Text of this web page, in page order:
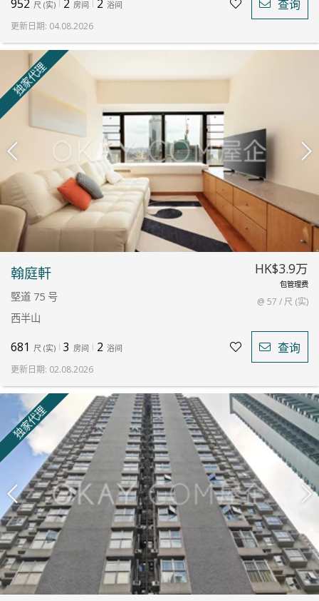
952 尺 (实) 2 房间 2 浴间 查询
更新日期: 04.08.2026
翰庭軒
堅道 75 号
西半山
HK$3.9万
包管理费
@ 57 / 尺 (实)
681 尺 (实) 3 房间 2 浴间 查询
更新日期: 02.08.2026
独家代理
独家代理